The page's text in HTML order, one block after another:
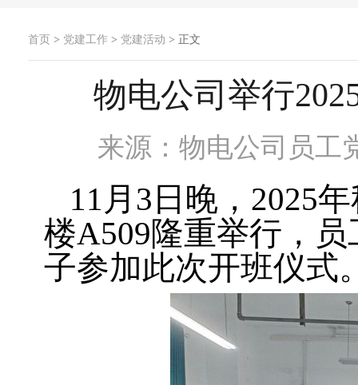
首页 > 党建工作 > 党建活动 > 正文
物电公司举行
来源：物电公司员工
11月3日晚，2025
楼A509隆重举行，
子参加此次开班仪式